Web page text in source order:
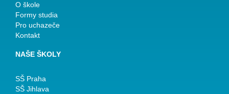
O škole
Formy studia
Pro uchazeče
Kontakt
NAŠE ŠKOLY
SŠ Praha
SŠ Jihlava